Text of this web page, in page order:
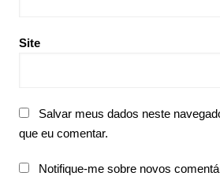
Site
Salvar meus dados neste
que eu comentar.
Notifique-me sobre novos